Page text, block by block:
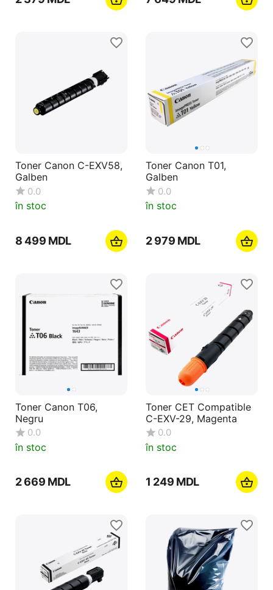
Toner Canon C-EXV58,
Galben
0.0
în stoc
8 499 MDL
Toner Canon T01,
Galben
0.0
în stoc
2 979 MDL
Toner Canon T06,
Negru
0.0
în stoc
2 669 MDL
Toner CET Compatible
C-EXV-29, Magenta
0.0
în stoc
1 249 MDL